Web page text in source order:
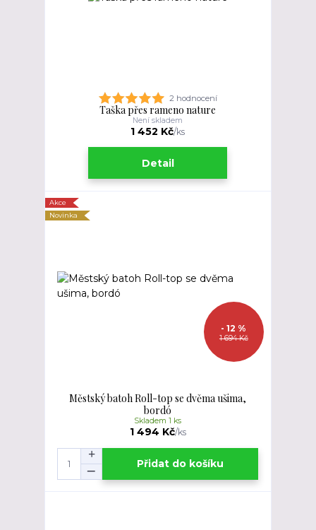
2 hodnocení
Taška přes rameno nature
1 452 Kč/ks
Není skladem
Detail
Akce
Novinka
1 694 Kč
- 12 %
Městský batoh Roll-top se dvěma ušima,
bordó
1 494 Kč/ks
Skladem 1 ks
Přidat do košíku